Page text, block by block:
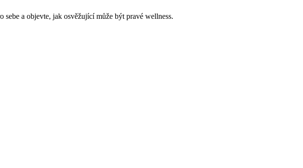
a objevte, jak osvěžující může být pravé wellness.